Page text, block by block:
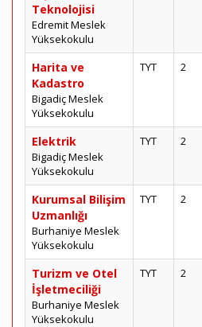
Teknolojisi
Edremit Meslek
Yüksekokulu
Harita ve
Kadastro
Bigadiç Meslek
Yüksekokulu
TYT 2
Elektrik
Bigadiç Meslek
Yüksekokulu
TYT 2
Kurumsal Bilişim
Uzmanlığı
Burhaniye Meslek
Yüksekokulu
TYT 2
Turizm ve Otel
İşletmeciliği
Burhaniye Meslek
Yüksekokulu
TYT 2